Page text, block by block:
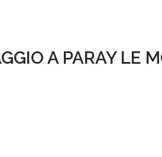
A PARAY LE